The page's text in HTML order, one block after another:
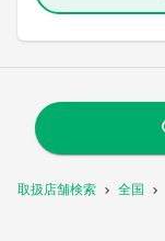
取扱店舗検索 全国